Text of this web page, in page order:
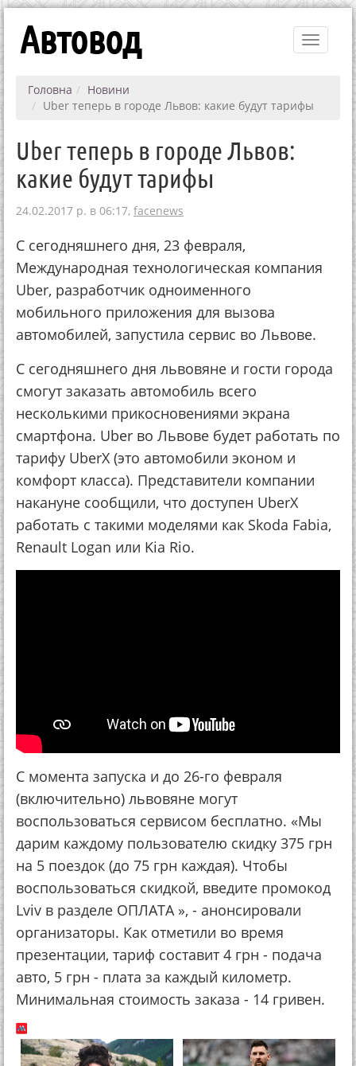
Toggle
Автовод
Головна
Новини
Uber теперь в городе Львов: какие будут тарифы
Uber теперь в городе Львов:
какие будут тарифы
24.02.2017 р. в 06:17, facenews
С сегодняшнего дня, 23 февраля,
Международная технологическая компания
Uber, разработчик одноименного
мобильного приложения для вызова
автомобилей, запустила сервис во Львове.
С сегодняшнего дня львовяне и гости города
смогут заказать автомобиль всего
несколькими прикосновениями экрана
смартфона. Uber во Львове будет работать по
тарифу UberX (это автомобили эконом и
комфорт класса). Представители компании
накануне сообщили, что доступен UberX
работать с такими моделями как Skoda Fabia,
Renault Logan или Kia Rio.
С момента запуска и до 26-го февраля
(включительно) львовяне могут
воспользоваться сервисом бесплатно. «Мы
дарим каждому пользователю скидку 375 грн
на 5 поездок (до 75 грн каждая). Чтобы
воспользоваться скидкой, введите промокод
Lviv в разделе ОПЛАТА », - анонсировали
организаторы. Как отметили во время
презентации, тариф составит 4 грн - подача
авто, 5 грн - плата за каждый километр.
Минимальная стоимость заказа - 14 гривен.